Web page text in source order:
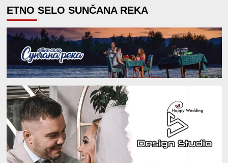
ETNO SELO SUNČANA REKA